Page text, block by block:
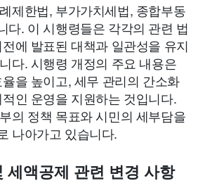
제한법, 부가가치세법, 종합부동
다. 이 시행령들은 각각의 관련 법
에 발표된 대책과 일관성을 유지
다. 시행령 개정의 주요 내용은
을 높이고, 세무 관리의 간소화
인 운영을 지원하는 것입니다.
의 정책 목표와 시민의 세부담을
나아가고 있습니다.
세액공제 관련 변경 사항